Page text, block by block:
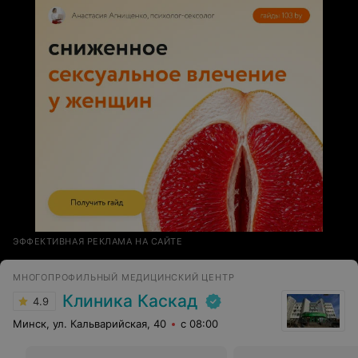
было бы меньше, которые видны на ранних стадиях,
когда хочется приходить на приём, то и приходишь по
все запущено и время упущено. Врач с большой буквы!
Спасибо, Наталья Геннадьевна!
ЭФФЕКТИВНАЯ РЕКЛАМА НА САЙТЕ
МНОГОПРОФИЛЬНЫЙ МЕДИЦИНСКИЙ ЦЕНТР
4.9 Клиника Каскад
Минск, ул. Кальварийская, 40 с 08:00